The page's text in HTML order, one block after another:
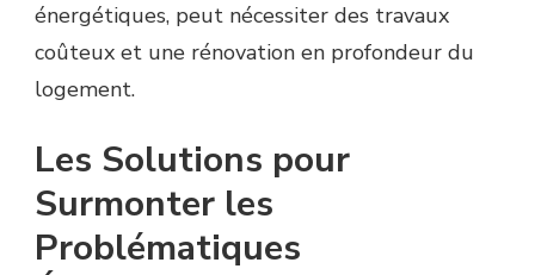
énergétiques, peut nécessiter des travaux
coûteux et une rénovation en profondeur du
logement.
Les Solutions pour
Surmonter les
Problématiques